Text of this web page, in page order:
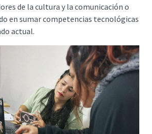
de la cultura y la comunicación o
en sumar competencias tecnológicas
actual.